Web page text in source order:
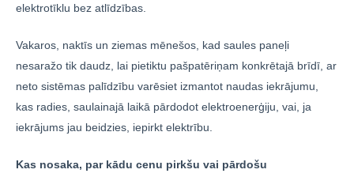
elektrotīklu bez atlīdzības.
Vakaros, naktīs un ziemas mēnešos, kad saules paneļi
nesaražo tik daudz, lai pietiktu pašpatēriņam konkrētajā brīdī, ar
neto sistēmas palīdzību varēsiet izmantot naudas iekrājumu,
kas radies, saulainajā laikā pārdodot elektroenerģiju, vai, ja
iekrājums jau beidzies, iepirkt elektrību.
Kas nosaka, par kādu cenu pirkšu vai pārdošu